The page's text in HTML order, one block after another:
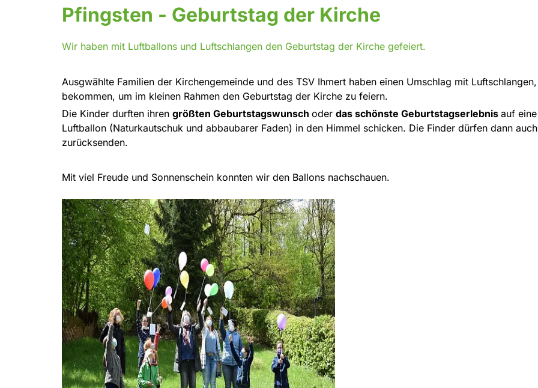
Pfingsten - Geburtstag der Kirche
Wir haben mit Luftballons und Luftschlangen den Geburtstag der Kirche gefeiert.
Ausgwählte Familien der Kirchengemeinde und des TSV Ihmert haben einen Umschlag mit
bekommen, um im kleinen Rahmen den Geburtstag der Kirche zu feiern.
Die Kinder durften ihren größten Geburtstagswunsch oder das schönste Geburtstagserlebnis auf
Luftballon (Naturkautschuk und abbaubarer Faden) in den Himmel schicken. Die Finder dürfen dann
zurücksenden.
Mit viel Freude und Sonnenschein konnten wir den Ballons nachschauen.